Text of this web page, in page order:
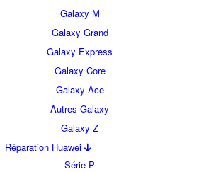
Galaxy M
Galaxy Grand
Galaxy Express
Galaxy Core
Galaxy Ace
Autres Galaxy
Galaxy Z
Réparation Huawei
Série P